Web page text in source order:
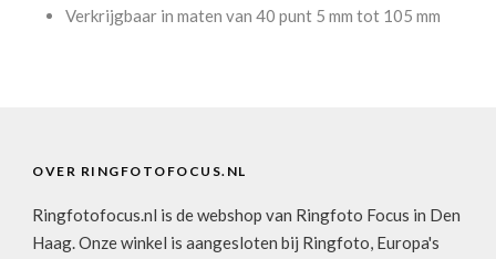
Verkrijgbaar in maten van 40 punt 5 mm tot 105 mm
OVER RINGFOTOFOCUS.NL
Ringfotofocus.nl is de webshop van Ringfoto Focus in Den
Haag. Onze winkel is aangesloten bij Ringfoto, Europa's